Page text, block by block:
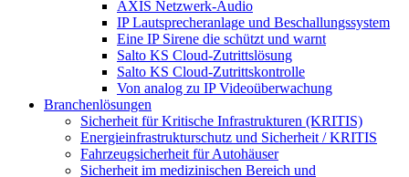
AXIS Netzwerk-Audio
IP Lautsprecheranlage und Beschallungssystem
Eine IP Sirene die schützt und warnt
Salto KS Cloud-Zutrittslösung
Salto KS Cloud-Zutrittskontrolle
Von analog zu IP Videoüberwachung
Branchenlösungen
Sicherheit für Kritische Infrastrukturen (KRITIS)
Energieinfrastrukturschutz und Sicherheit / KRITIS
Fahrzeugsicherheit für Autohäuser
Sicherheit im medizinischen Bereich und